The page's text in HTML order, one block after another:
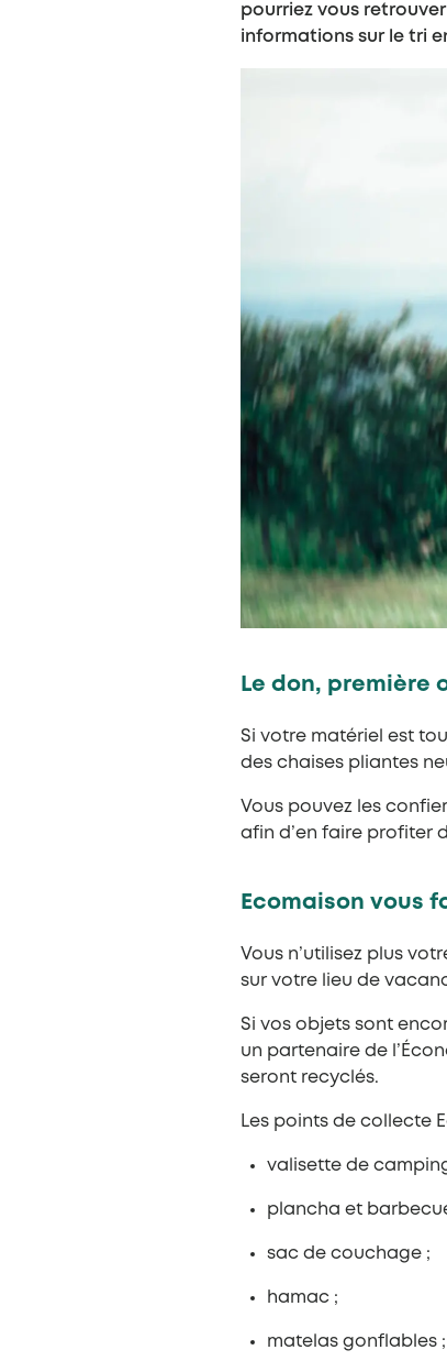
pourriez vous
informations sur le tri
Le don, première
Si votre matériel est
des chaises pliantes
Vous pouvez les
afin d’en faire profiter
Ecomaison vous
Vous n’utilisez plus
sur votre lieu de
Si vos objets sont
un partenaire de
seront recyclés.
Les points de collecte
valisette de
plancha et
sac de couchage ;
hamac ;
matelas gonflables ;